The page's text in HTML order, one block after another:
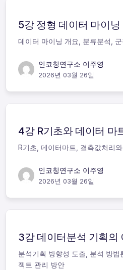
5강 정형 데이터 마이닝
데이터 마이닝 개요, 분류분석,
인코칭연구소 이주영
2026년 03월 26일
4강 R기초와 데이터 마
R기초, 데이터마트, 결측값처리
인코칭연구소 이주영
2026년 03월 26일
3강 데이터분석 기획의
분석기획 방향성 도출, 분석 방
젝트 관리 방안